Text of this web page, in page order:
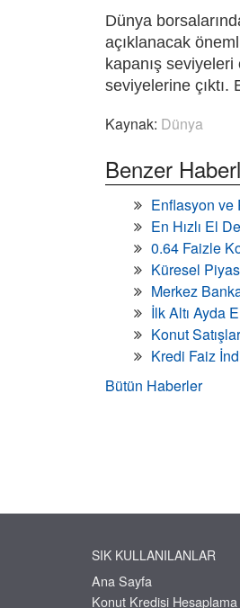
Dünya
açıklanacak
kapanış
seviyelerine çıktı.
Kaynak: Dünya
Benzer
Enflasyon ve
En Hızlı El
0.64 Faizle
Küresel
Merkez
İlk Altı Ayda
Konut
Kredi Faiz
Bütün Haberler
SIK KULLANILANLAR
Ana Sayfa
Konut Kredisi Hesaplama